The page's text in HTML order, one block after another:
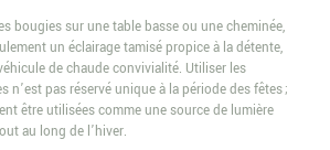
bougies sur une table basse ou une cheminée,
un éclairage tamisé propice à la détente,
de chaude convivialité. Utiliser les
n’est pas réservé unique à la période des fêtes ;
être utilisées comme une source de lumière
au long de l’hiver.